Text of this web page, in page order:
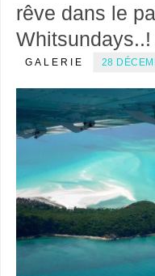
rêve dans le
GALERIE 28